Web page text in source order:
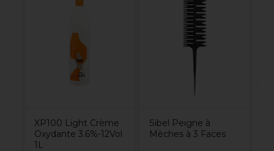
XP100 Light Crème
Oxydante 3.6%-12Vol
1L
Sibel Peigne à
Mèches à 3 Faces